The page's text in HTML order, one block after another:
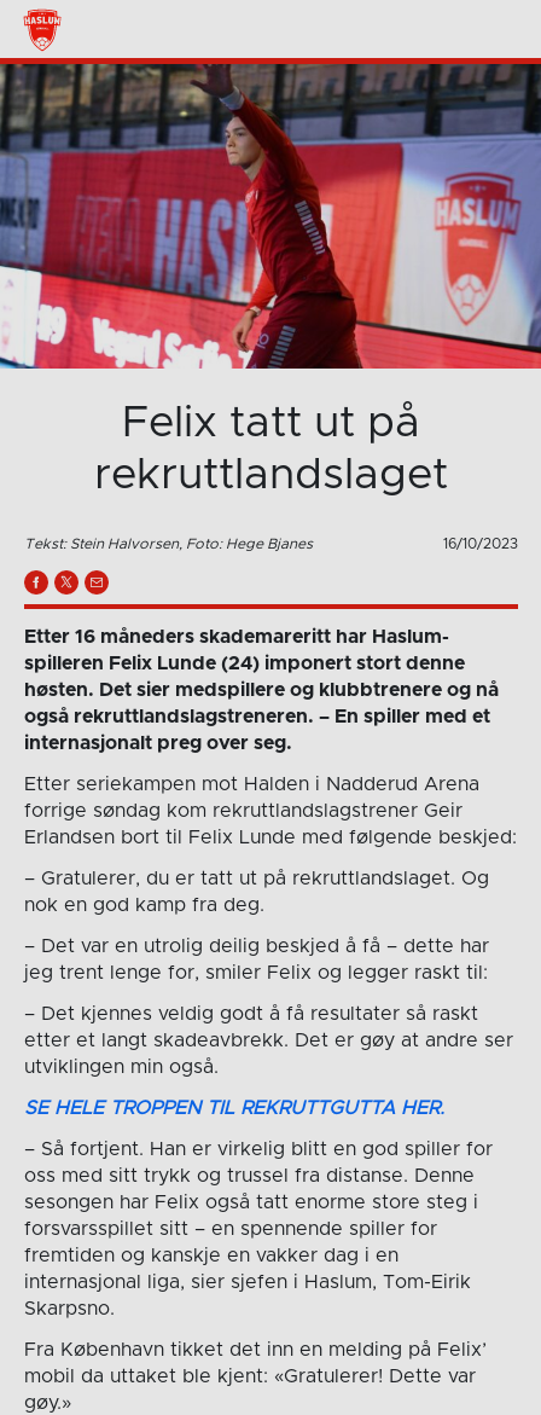
Felix tatt ut på
rekruttlandslaget
Tekst: Stein Halvorsen, Foto: Hege Bjanes 16/10/2023
Etter 16 måneders skademareritt har Haslum-
spilleren Felix Lunde (24) imponert stort denne
høsten. Det sier medspillere og klubbtrenere og nå
også rekruttlandslagstreneren. – En spiller med et
internasjonalt preg over seg.
Etter seriekampen mot Halden i Nadderud Arena
forrige søndag kom rekruttlandslagstrener Geir
Erlandsen bort til Felix Lunde med følgende beskjed:
– Gratulerer, du er tatt ut på rekruttlandslaget. Og
nok en god kamp fra deg.
– Det var en utrolig deilig beskjed å få – dette har
jeg trent lenge for, smiler Felix og legger raskt til:
– Det kjennes veldig godt å få resultater så raskt
etter et langt skadeavbrekk. Det er gøy at andre ser
utviklingen min også.
SE HELE TROPPEN TIL REKRUTTGUTTA HER.
– Så fortjent. Han er virkelig blitt en god spiller for
oss med sitt trykk og trussel fra distanse. Denne
sesongen har Felix også tatt enorme store steg i
forsvarsspillet sitt – en spennende spiller for
fremtiden og kanskje en vakker dag i en
internasjonal liga, sier sjefen i Haslum, Tom-Eirik
Skarpsno.
Fra København tikket det inn en melding på Felix’
mobil da uttaket ble kjent: «Gratulerer! Dette var
gøy.»